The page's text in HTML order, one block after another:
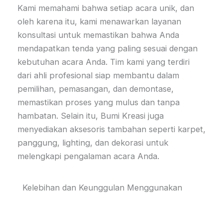
Kami memahami bahwa setiap acara unik, dan
oleh karena itu, kami menawarkan layanan
konsultasi untuk memastikan bahwa Anda
mendapatkan tenda yang paling sesuai dengan
kebutuhan acara Anda. Tim kami yang terdiri
dari ahli profesional siap membantu dalam
pemilihan, pemasangan, dan demontase,
memastikan proses yang mulus dan tanpa
hambatan. Selain itu, Bumi Kreasi juga
menyediakan aksesoris tambahan seperti karpet,
panggung, lighting, dan dekorasi untuk
melengkapi pengalaman acara Anda.
Kelebihan dan Keunggulan Menggunakan